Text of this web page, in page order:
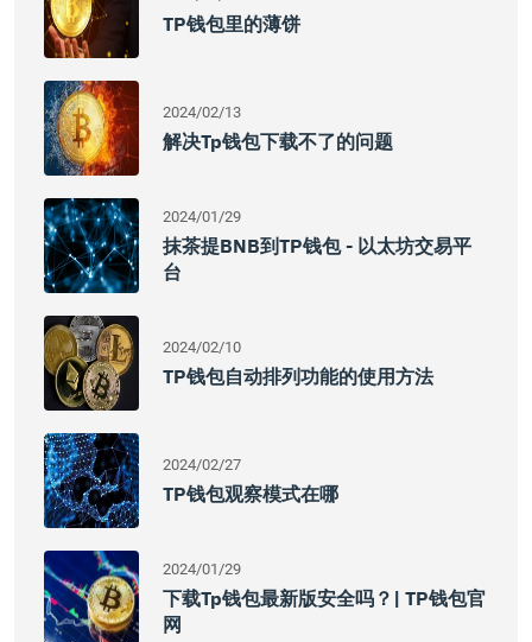
TP钱包里的薄饼
2024/02/13
解决tp钱包下载不了的问题
2024/01/29
抹茶提BNB到TP钱包 - 以太坊交易平
台
2024/02/10
TP钱包自动排列功能的使用方法
2024/02/27
TP钱包观察模式在哪
2024/01/29
下载tp钱包最新版安全吗？| TP钱包官
网